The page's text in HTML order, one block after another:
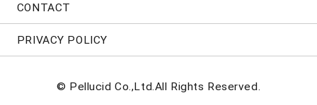
CONTACT
PRIVACY POLICY
© Pellucid Co.,Ltd.All Rights Reserved.